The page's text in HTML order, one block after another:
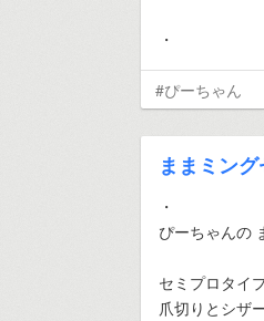
・
#ぴーちゃん
ままミング
・
ぴーちゃんの
セミプロタイ
爪切りとシザ